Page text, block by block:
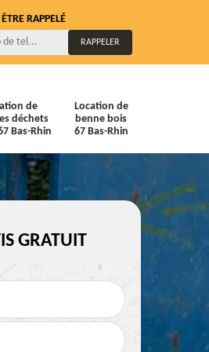
ÊTRE RAPPELÉ
de
déchets
Bas-Rhin
Location de
benne bois
67 Bas-Rhin
à
Rhin
Location de bennes
Tout venant 67 Bas-
GRATUIT